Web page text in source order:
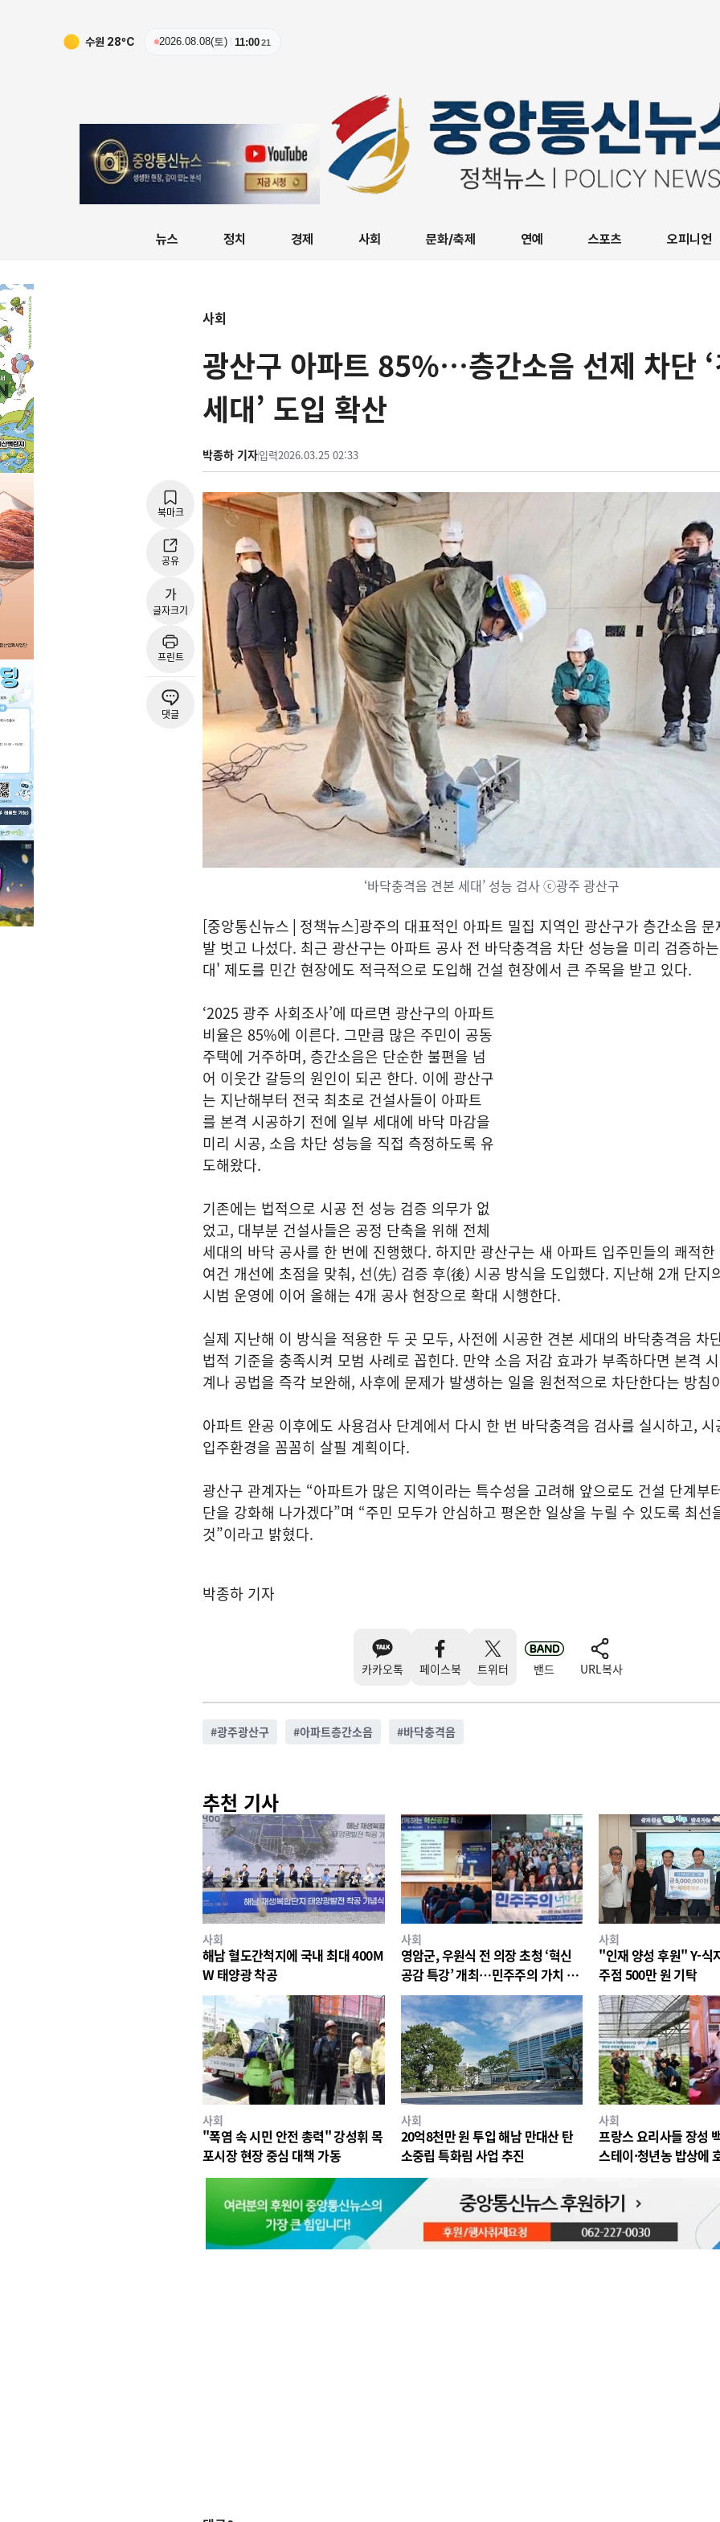
수원 28ºC 2026.08.08(토) 11:0022
뉴스 정치 경제 사회 문화/축제 연예 스포츠 오피니언
사회
광산구 아파트 85%…층간소음 선제 차단
세대’ 도입 확산
박종하 기자입력2026.03.25 02:33
북마크
공유
가
글자크기
프린트
댓글
‘바닥충격음 견본 세대’ 성능 검사 ⓒ광주 광산구
[중앙통신뉴스│정책뉴스]광주의 대표적인 아파트 밀집 지역인 광산구가 층간소음 문
발 벗고 나섰다. 최근 광산구는 아파트 공사 전 바닥충격음 차단 성능을 미리 검증하
대' 제도를 민간 현장에도 적극적으로 도입해 건설 현장에서 큰 주목을 받고 있다.
‘2025 광주 사회조사’에 따르면 광산구의 아파트
비율은 85%에 이른다. 그만큼 많은 주민이 공동
주택에 거주하며, 층간소음은 단순한 불편을 넘
어 이웃간 갈등의 원인이 되곤 한다. 이에 광산구
는 지난해부터 전국 최초로 건설사들이 아파트
를 본격 시공하기 전에 일부 세대에 바닥 마감을
미리 시공, 소음 차단 성능을 직접 측정하도록 유
도해왔다.
기존에는 법적으로 시공 전 성능 검증 의무가 없
었고, 대부분 건설사들은 공정 단축을 위해 전체
세대의 바닥 공사를 한 번에 진행했다. 하지만 광산구는 새 아파트 입주민들의 쾌적한
여건 개선에 초점을 맞춰, 선(先) 검증 후(後) 시공 방식을 도입했다. 지난해 2개 단지
시범 운영에 이어 올해는 4개 공사 현장으로 확대 시행한다.
실제 지난해 이 방식을 적용한 두 곳 모두, 사전에 시공한 견본 세대의 바닥충격음 차
법적 기준을 충족시켜 모범 사례로 꼽힌다. 만약 소음 저감 효과가 부족하다면 본격
계나 공법을 즉각 보완해, 사후에 문제가 발생하는 일을 원천적으로 차단한다는 방침
아파트 완공 이후에도 사용검사 단계에서 다시 한 번 바닥충격음 검사를 실시하고, 시
입주환경을 꼼꼼히 살필 계획이다.
광산구 관계자는 “아파트가 많은 지역이라는 특수성을 고려해 앞으로도 건설 단계부
단을 강화해 나가겠다”며 “주민 모두가 안심하고 평온한 일상을 누릴 수 있도록 최선
것”이라고 밝혔다.
박종하 기자
카카오톡 페이스북 트위터 밴드 URL복사
#광주광산구 #아파트층간소음 #바닥충격음
추천 기사
사회
해남 혈도간척지에 국내 최대 400M
W 태양광 착공
사회
영암군, 우원식 전 의장 초청 ‘혁신
공감 특강’ 개최…민주주의 가치 공
유
사회
"인재 양성 후원" Y-식
주점 500만 원 기탁
사회
"폭염 속 시민 안전 총력" 강성휘 목
포시장 현장 중심 대책 가동
사회
20억8천만 원 투입 해남 만대산 탄
소중립 특화림 사업 추진
사회
프랑스 요리사들 장성
스테이·청년농 밥상에